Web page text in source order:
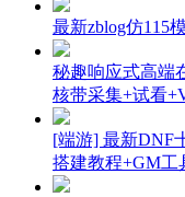
最新zblog仿115
秘趣响应式高端
核带采集+试看
[端游] 最新DNF
搭建教程+GM工